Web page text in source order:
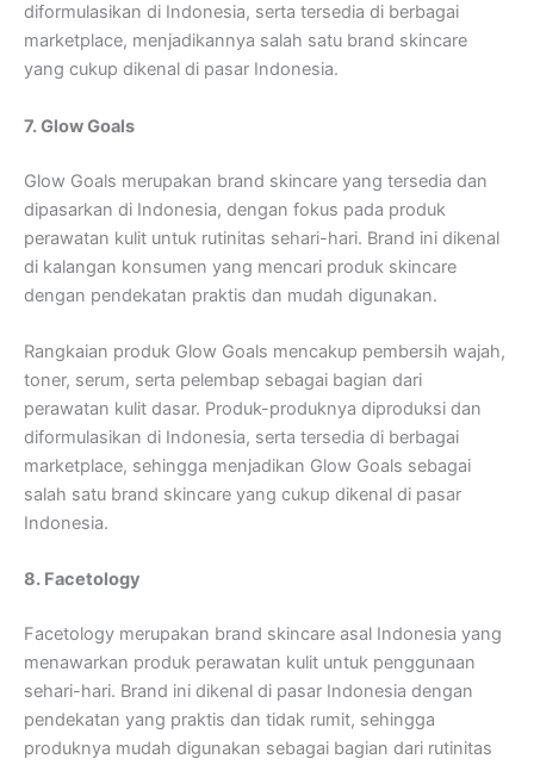
diformulasikan di Indonesia, serta tersedia di berbagai
marketplace, menjadikannya salah satu brand skincare
yang cukup dikenal di pasar Indonesia.
7. Glow Goals
Glow Goals merupakan brand skincare yang tersedia dan
dipasarkan di Indonesia, dengan fokus pada produk
perawatan kulit untuk rutinitas sehari-hari. Brand ini dikenal
di kalangan konsumen yang mencari produk skincare
dengan pendekatan praktis dan mudah digunakan.
Rangkaian produk Glow Goals mencakup pembersih wajah,
toner, serum, serta pelembap sebagai bagian dari
perawatan kulit dasar. Produk-produknya diproduksi dan
diformulasikan di Indonesia, serta tersedia di berbagai
marketplace, sehingga menjadikan Glow Goals sebagai
salah satu brand skincare yang cukup dikenal di pasar
Indonesia.
8. Facetology
Facetology merupakan brand skincare asal Indonesia yang
menawarkan produk perawatan kulit untuk penggunaan
sehari-hari. Brand ini dikenal di pasar Indonesia dengan
pendekatan yang praktis dan tidak rumit, sehingga
produknya mudah digunakan sebagai bagian dari rutinitas